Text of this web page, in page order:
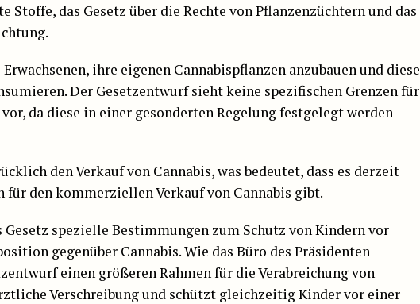
das Gesetz über die Rechte von Pflanzenzüchtern und das
ihre eigenen Cannabispflanzen anzubauen und diese
Der Gesetzentwurf sieht keine spezifischen Grenzen für
da diese in einer gesonderten Regelung festgelegt werden
den Verkauf von Cannabis, was bedeutet, dass es derzeit
für den kommerziellen Verkauf von Cannabis gibt.
spezielle Bestimmungen zum Schutz von Kindern vor
gegenüber Cannabis. Wie das Büro des Präsidenten
einen größeren Rahmen für die Verabreichung von
Verschreibung und schützt gleichzeitig Kinder vor einer